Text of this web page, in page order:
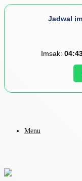
Jadwal
Imsak:
Menu